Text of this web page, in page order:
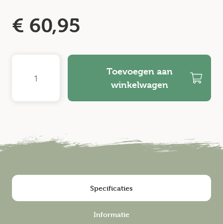
€ 60,95
Toevoegen aan
winkelwagen
Specificaties
Informatie